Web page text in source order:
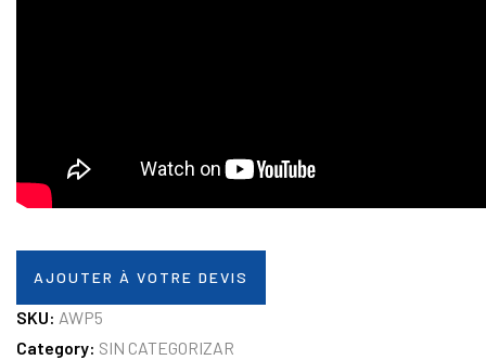
AJOUTER À VOTRE DEVIS
SKU: AWP5
Category: SIN CATEGORIZAR